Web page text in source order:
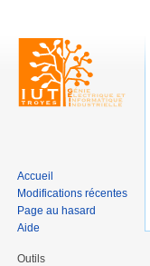
Accueil
Modifications récentes
Page au hasard
Aide
Outils